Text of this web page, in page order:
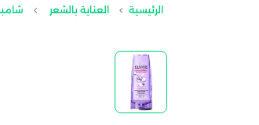
الرئيسية العناية بالشعر